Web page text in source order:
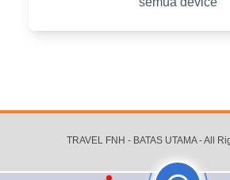
TRAVEL FNH - BATAS UTAMA- All